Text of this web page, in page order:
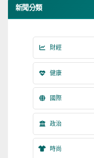
新聞分類
財經
健康
國際
政治
時尚